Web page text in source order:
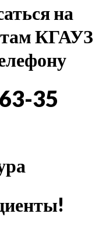
на
КГАУЗ
35